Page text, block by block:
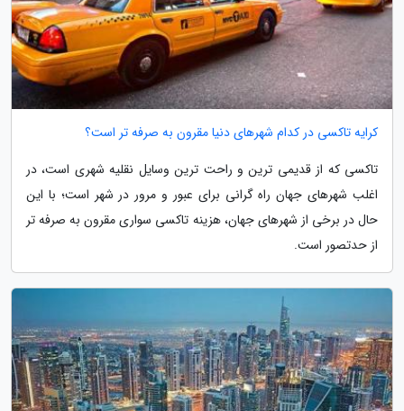
کرایه تاکسی در کدام شهرهای دنیا مقرون به صرفه تر است؟
تاکسی که از قدیمی ترین و راحت ترین وسایل نقلیه شهری است، در
اغلب شهرهای جهان راه گرانی برای عبور و مرور در شهر است؛ با این
حال در برخی از شهرهای جهان، هزینه تاکسی سواری مقرون به صرفه تر
از حدتصور است.